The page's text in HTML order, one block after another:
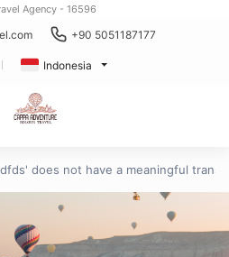
Agency - 16596
+90 5051187177
Indonesia
does not have a meaningful